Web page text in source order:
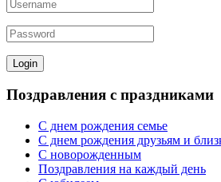
Поздравления с праздниками
С днем рождения семье
С днем рождения друзьям и
C новорожденным
Поздравления на каждый день